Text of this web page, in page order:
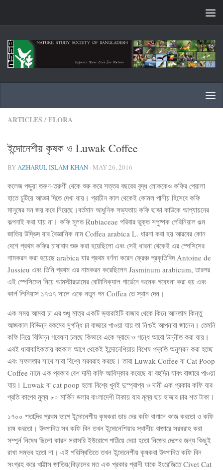
ARTICLES /FLORA
ইন্দোনেশীয় কৃষক ও Luwak Coffee
BYAZHARUL ISLAM KHAN · MAY 26, 2016
কলেজ পড়ুয়া তরুণ-তরুণী থেকে শুরু করে সত্তর বছরের বৃদ্ধ লোককেও কফির পেয়ালা
হাতে চুটিয়ে আড্ডা দিতে দেখা যায়। প্রাচীন কাল থেকেই কোমল পানীয় হিসেবে কফি
মানুষের মন জয় করে নিয়েছে।বর্তমান আধুনিক সভ্যতায় কফি ছাড়া কাউকে আপ্যায়নের
কল্পনাই করা যায় না। কফি মূলত Rubiaceae পরিবার ভুক্ত সপুষ্পক পেরিনিয়াল গুল্ম
জাতিয় উদ্ভিদ যার বৈজ্ঞানিক নাম Coffea arabica L. ধারনা করা হয় আরবের কোন
দেশে প্রথম কফির চাষাবাদ শুরু করা হয়েছিলো এবং সেই ধারনা থেকেই এর স্পেসিসের
নামকরন করা হয়েছে arabica যার প্রথম বর্ণনা করেন ফ্রেঞ্চ প্রকৃতিবিদ Antoine de
Jussieu এবং তিনি প্রথম এর নামকরন করেছিলেন Jasminum arabicum, তারপর
এই স্পেসিমেন নিয়ে আমস্টারডামের বোটানিক্যাল গার্ডেনে অনেক গবেষনা করা হয় এবং
কার্ল লিনিয়াস ১৭৩৭ সালে একে নতুন গন Coffea তে স্থান দেন।
এক সময় আমরা চা এর শুধু মাত্র একটি ভ্যারাইটি বাজার থেকে কিনে আনতাম কিন্তু
আজকাল বিভিন্ন রকমের সুগন্ধি চা বাজারে পাওয়া যায় তা নিশ্চই আপনারা জানেন। তেমনি
কফি নিয়ে বিভিন্ন গবেষনা চলছে কিভাবে একে স্বাদে ও গন্ধে আরো উন্নীত করা যায়।
এরই ধারাবাহিকতায় বহুকাল আগে থেকেই ইন্দোনেশিয়ায় বিশেষ পদ্বতি অনুসরন করা হচ্ছে
এবং সফলতার সাথে সারা বিশ্বে সরবরাহ করছে। তারা Luwak Coffee বা Cat Poop
Coffee নামে এক প্রকার বেশ দামী কফি আবিস্কার করেছে যা বহুদিন যাবৎ বাজারে পাওয়া
যায়। Luwak বা cat poop হলো বিশ্বে খুবই দুস্প্রাপ্য ও দামী এক প্রকার কফি যার
প্রতি কাপের মুল্য ৮০ মার্কিন ডলার বাংলাদেশী টাকায় যার মূল্য ছয় হাজার চার শত টাকা।
১৭০০ শতাব্দির প্রথম ভাগে ইন্দোনেশীয় কৃষকরা ডাচ দের কফি বাগানে কাজ করতো ও কফি
চাষ করতো। উৎপাদিত সব কফি বিন তখন ইন্দোনেশিয়ার স্থানীয় বাজারে সরবরাহ করা
সম্পুর্ন নিষেধ ছিলো কারন সরাসরি ইউরোপে পাঠিয়ে দেয়া হতো নিজের দেশের জন্য কিছুই
রাখা সম্ভব হতো না। এই পরিস্থিতিতে তখন ইন্দোনেশীয় কৃষকরা উৎপাদিত কফি বিন
সংগ্রহ করে খাট্টাস জাতিয়(বিড়ালের মত এক প্রকার প্রানী যাকে ইংরেজিতে Civet Cat